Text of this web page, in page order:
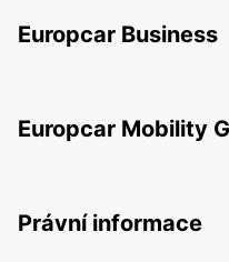
Europcar Business
Europcar Mobility
Právní informace